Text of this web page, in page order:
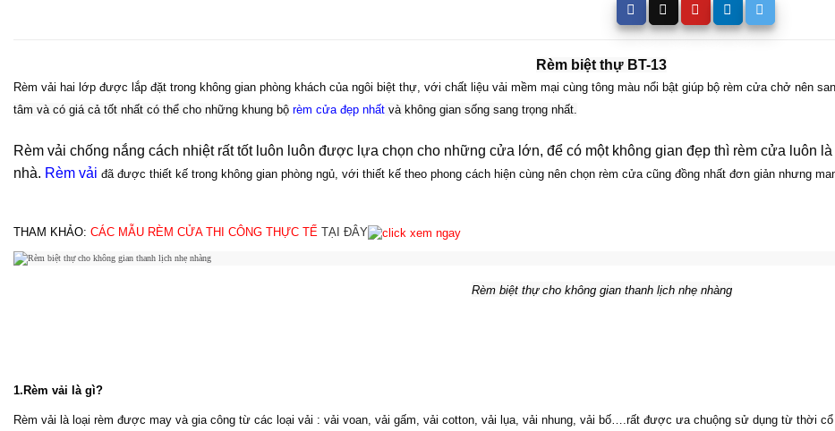
Rèm biệt thự BT-13
Rèm vải hai lớp được lắp đặt trong không gian phòng khách của ngôi biệt thự, với chất liệu vải mềm mại cùng tông màu nổi bật giúp bộ rèm cửa chở nên
tâm và có giá cả tốt nhất có thể cho những khung bộ rèm cửa đẹp nhất và không gian sống sang trọng nhất.
Rèm vải chống nắng cách nhiệt rất tốt luôn luôn được lựa chọn cho những cửa lớn, để có một không gian đẹp thì rèm cửa luôn
nhà. Rèm vải đã được thiết kế trong không gian phòng ngủ, với thiết kế theo phong cách hiện cùng nên chọn rèm cửa cũng đồng nhất đơn giản nhưng
THAM KHẢO: CÁC MẪU RÈM CỬA THI CÔNG THỰC TẾ TẠI ĐÂY
Rèm biệt thự cho không gian thanh lịch nhẹ nhàng
1.Rèm vải là gì?
Rèm vải là loại rèm được may và gia công từ các loại vải : vải voan, vải gấm, vải cotton, vải lụa, vải nhung, vải bố….rất được ưa chuộng sử dụng từ thời